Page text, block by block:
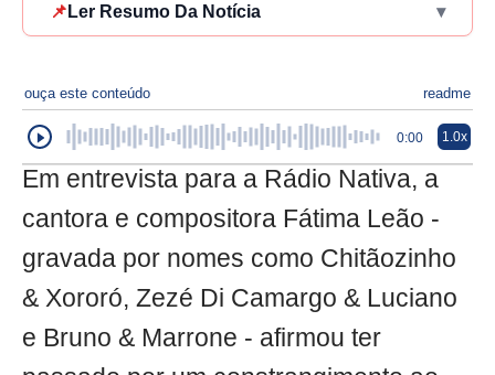
📌 Ler Resumo Da Notícia ▾
ouça este conteúdo readme
0:00 1.0x
Em entrevista para a Rádio Nativa, a
cantora e compositora Fátima Leão -
gravada por nomes como Chitãozinho
& Xororó, Zezé Di Camargo & Luciano
e Bruno & Marrone - afirmou ter